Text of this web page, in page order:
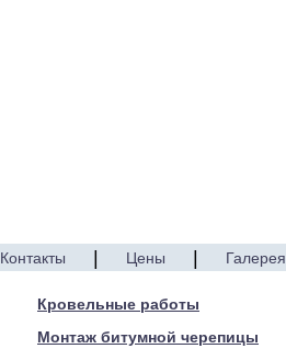
Контакты Цены Галерея
Кровельные работы
Монтаж битумной черепицы